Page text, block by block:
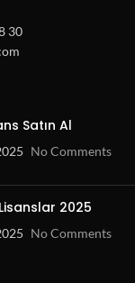
30
Satın Al
No Comments
2025
No Comments